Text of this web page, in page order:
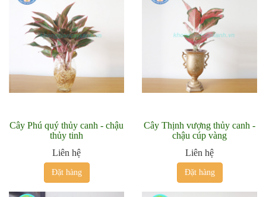
Cây Phú quý thủy canh - chậu
thủy tinh
Liên hệ
Đặt hàng
Cây Thịnh vượng thủy canh -
chậu cúp vàng
Liên hệ
Đặt hàng